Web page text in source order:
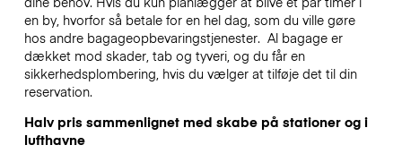
en by, hvorfor så betale for en hel dag, som du ville gøre
hos andre bagageopbevaringstjenester. Al bagage er
dækket mod skader, tab og tyveri, og du får en
sikkerhedsplombering, hvis du vælger at tilføje det til din
reservation.
Halv pris sammenlignet med skabe på stationer og i
lufthavne